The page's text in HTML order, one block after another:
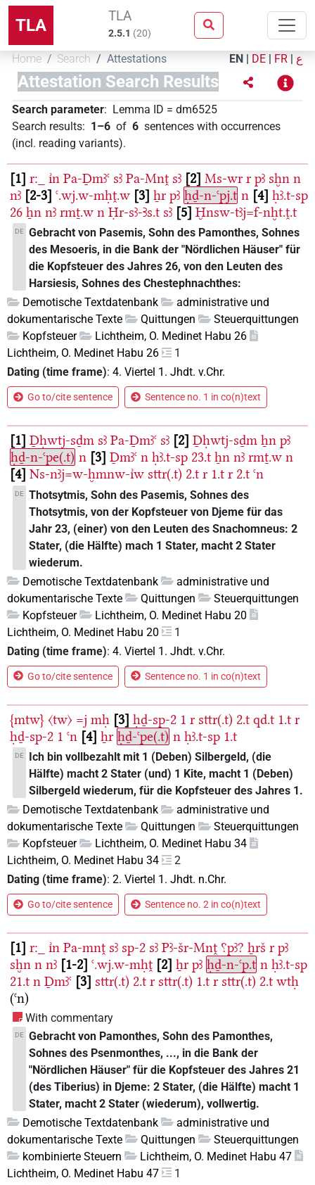
TLA TLA
2.5.1 (20)
Home Search Attestations EN | DE | FR | ع
Attestation Search Results
Search parameter: Lemma ID = dm6525
Search results: 1–6 of 6 sentences with occurrences
(incl. reading variants).
1 r:_ ı͗n Pa-Ḏmꜣꜥ sꜣ Pa-Mnṱ sꜣ 2 Ms-wr r pꜣ sḫn n
nꜣ 2-3 ꜥ.wj.w-mḥṱ.w 3 ẖr pꜣ ḥḏ-n-ꜥpj.t n 4 ḥꜣ.t-sp
26 ẖn nꜣ rmṯ.w n Ḥr-sꜣ-Ꜣs.t sꜣ 5 Ḫnsw-tꜣj=f-nḫt.ṱ.t
DE Gebracht von Pasemis, Sohn des Pamonthes, Sohnes
des Mesoeris, in die Bank der "Nördlichen Häuser" für
die Kopfsteuer des Jahres 26, von den Leuten des
Harsiesis, Sohnes des Chestephnachthes:
Demotische Textdatenbank
administrative und
dokumentarische Texte
Quittungen
Steuerquittungen
Kopfsteuer
Lichtheim, O. Medinet Habu 26
Lichtheim, O. Medinet Habu 26
1
Dating (time frame): 4. Viertel 1. Jhdt. v.Chr.
Go to/cite sentence Sentence no. 1 in co(n)text
1 Ḏḥwtj-sḏm sꜣ Pa-Ḏmꜣꜥ sꜣ 2 Ḏḥwtj-sḏm ẖn pꜣ
ḥḏ-n-ꜥpe(.t) n 3 Ḏmꜣꜥ n ḥꜣ.t-sp 23.t ẖn nꜣ rmṯ.w n
4 Ns-nꜣj=w-ḫmnw-ı͗w sttr(.t) 2.t r 1.t r 2.t ꜥn
DE
Thotsytmis, Sohn des Pasemis, Sohnes des
Thotsytmis, von der Kopfsteuer von Djeme für das
Jahr 23, (einer) von den Leuten des Snachomneus: 2
Stater, (die Hälfte) mach 1 Stater, macht 2 Stater
wiederum.
Demotische Textdatenbank
administrative und
dokumentarische Texte
Quittungen
Steuerquittungen
Kopfsteuer
Lichtheim, O. Medinet Habu 20
Lichtheim, O. Medinet Habu 20
1
Dating (time frame): 4. Viertel 1. Jhdt. v.Chr.
Go to/cite sentence Sentence no. 1 in co(n)text
{mtw} 〈tw〉 =j mḥ 3 ḥḏ-sp-2 1 r sttr(.t) 2.t qd.t 1.t r
ḥḏ-sp-2 1 ꜥn 4 ẖr ḥḏ-ꜥpe(.t) n ḥꜣ.t-sp 1.t
DE
Ich bin vollbezahlt mit 1 (Deben) Silbergeld, (die
Hälfte) macht 2 Stater (und) 1 Kite, macht 1 (Deben)
Silbergeld wiederum, für die Kopfsteuer des Jahres 1.
Demotische Textdatenbank
administrative und
dokumentarische Texte
Quittungen
Steuerquittungen
Kopfsteuer
Lichtheim, O. Medinet Habu 34
Lichtheim, O. Medinet Habu 34
2
Dating (time frame): 2. Viertel 1. Jhdt. n.Chr.
Go to/cite sentence Sentence no. 2 in co(n)text
1 r:_ ı͗n Pa-mnṱ sꜣ sp-2 sꜣ Pꜣ-šr-Mnṱ ⸮pꜣ? ẖrš r pꜣ
sḫn n nꜣ 1-2 ꜥ.wj.w-mḥṱ 2 ẖr pꜣ ḥḏ-n-ꜥp.t n ḥꜣ.t-sp
21.t n Ḏmꜣꜥ 3 sttr(.t) 2.t r sttr(.t) 1.t r sttr(.t) 2.t wtḥ
(ꜥn)
With commentary
DE Gebracht von Pamonthes, Sohn des Pamonthes,
Sohnes des Psenmonthes, ..., in die Bank der
"Nördlichen Häuser" für die Kopfsteuer des Jahres 21
(des Tiberius) in Djeme: 2 Stater, (die Hälfte) macht 1
Stater, macht 2 Stater (wiederum), vollwertig.
Demotische Textdatenbank
administrative und
dokumentarische Texte
Quittungen
Steuerquittungen
kombinierte Steuern
Lichtheim, O. Medinet Habu 47
Lichtheim, O. Medinet Habu 47
1